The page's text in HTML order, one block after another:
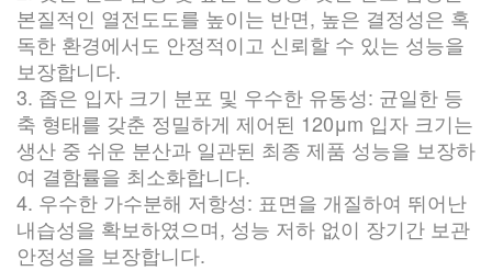
본질적인 열전도도를 높이는 반면, 높은 결정성은 혹
독한 환경에서도 안정적이고 신뢰할 수 있는 성능을
보장합니다.
3. 좁은 입자 크기 분포 및 우수한 유동성: 균일한 등
축 형태를 갖춘 정밀하게 제어된 120μm 입자 크기는
생산 중 쉬운 분산과 일관된 최종 제품 성능을 보장하
여 결함률을 최소화합니다.
4. 우수한 가수분해 저항성: 표면을 개질하여 뛰어난
내습성을 확보하였으며, 성능 저하 없이 장기간 보관
안정성을 보장합니다.